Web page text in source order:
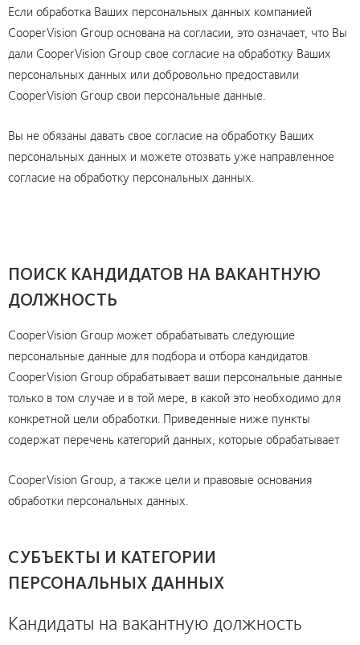
Если обработка Ваших персональных данных компанией
CooperVision Group основана на согласии, это означает, что Вы
дали CooperVision Group свое согласие на обработку Ваших
персональных данных или добровольно предоставили
CooperVision Group свои персональные данные.
Вы не обязаны давать свое согласие на обработку Ваших
персональных данных и можете отозвать уже направленное
согласие на обработку персональных данных.
ПОИСК КАНДИДАТОВ НА ВАКАНТНУЮ
ДОЛЖНОСТЬ
CooperVision Group может обрабатывать следующие
персональные данные для подбора и отбора кандидатов.
CooperVision Group обрабатывает ваши персональные данные
только в том случае и в той мере, в какой это необходимо для
конкретной цели обработки. Приведенные ниже пункты
содержат перечень категорий данных, которые обрабатывает
CooperVision Group, а также цели и правовые основания
обработки персональных данных.
СУБЪЕКТЫ И КАТЕГОРИИ
ПЕРСОНАЛЬНЫХ ДАННЫХ
Кандидаты на вакантную должность